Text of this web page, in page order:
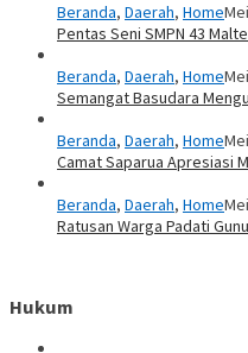
Beranda, Daerah, Home
Pentas Seni SMPN 43
Beranda, Daerah, Home
Semangat Basudara
Beranda, Daerah, Home
Camat Saparua Apresiasi
Beranda, Daerah, Home
Ratusan Warga Padati
Hukum